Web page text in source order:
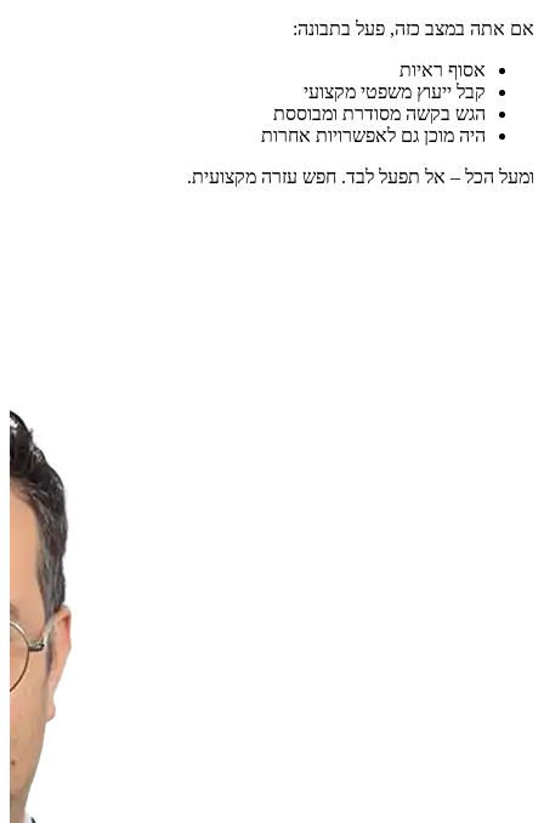
אם אתה במצב כזה, פעל בתבונה:
אסוף ראיות
קבל ייעוץ משפטי מקצועי
הגש בקשה מסודרת ומבוססת
היה מוכן גם לאפשרויות אחרות
ומעל הכל – אל תפעל לבד. חפש עזרה מקצועית.